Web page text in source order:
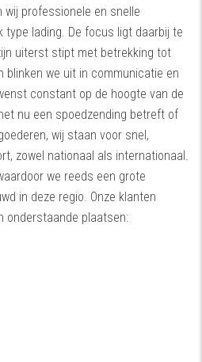
professionele en snelle
lading. De focus ligt daarbij te
uiterst stipt met betrekking tot
blinken we uit in communicatie en
constant op de hoogte van de
nu een spoedzending betreft of
wij staan voor snel,
zowel nationaal als internationaal.
we reeds een grote
in deze regio. Onze klanten
onderstaande plaatsen: